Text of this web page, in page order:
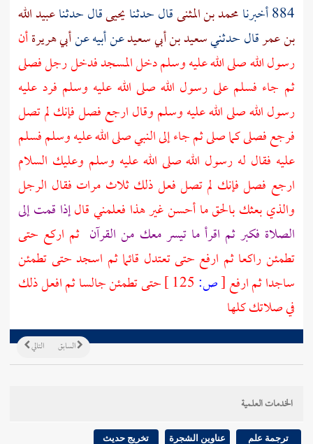
884 أخبرنا
محمد بن المثنىقال حدثنايحيىقال حدثناعبيد الله
بن عمرقال حدثنيسعيد بن أبي سعيدعنأبيهعنأبي هريرةأن
رسول الله صلى الله عليه وسلم دخل المسجد فدخل رجل فصلى
ثم جاء فسلم على رسول الله صلى الله عليه وسلم فرد عليه
رسول الله صلى الله عليه وسلم وقال ارجع فصل فإنك لم تصل
فرجع فصلى كما صلى ثم جاء إلى النبي صلى الله عليه وسلم فسلم
عليه فقال له رسول الله صلى الله عليه وسلم وعليك السلام
ارجع فصل فإنك لم تصل فعل ذلك ثلاث مرات فقال الرجل
والذي بعثك بالحق ما أحسن غير هذا فعلمني قالإذا قمت إلى
الصلاة فكبر ثم اقرأ ما تيسر معك من القرآن ثم اركع حتى
تطمئن راكعا ثم ارفع حتى تعتدل قائما ثم اسجد حتى تطمئن
ساجدا ثم ارفع[ص:
حتى تطمئن جالسا ثم افعل ذلك
في صلاتك كلها
التالي السابق
الخدمات العلمية
ترجمة علم عناوين الشجرة تخريج حديث